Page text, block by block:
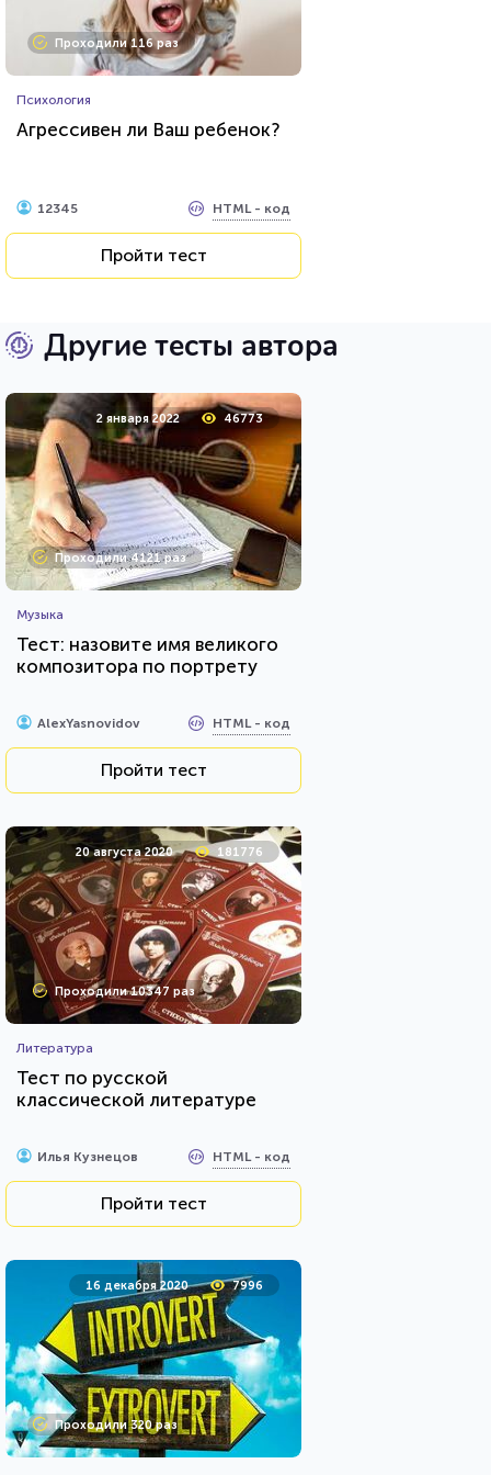
Проходили 116 раз
Психология
Агрессивен ли Ваш ребенок?
12345 HTML - код
Пройти тест
Другие тесты автора
2 января 2022 46773
Проходили 4121 раз
Музыка
Тест: назовите имя великого
композитора по портрету
AlexYasnovidov HTML - код
Пройти тест
20 августа 2020 181776
Проходили 10347 раз
Литература
Тест по русской
классической литературе
Илья Кузнецов HTML - код
Пройти тест
16 декабря 2020 7996
Проходили 320 раз